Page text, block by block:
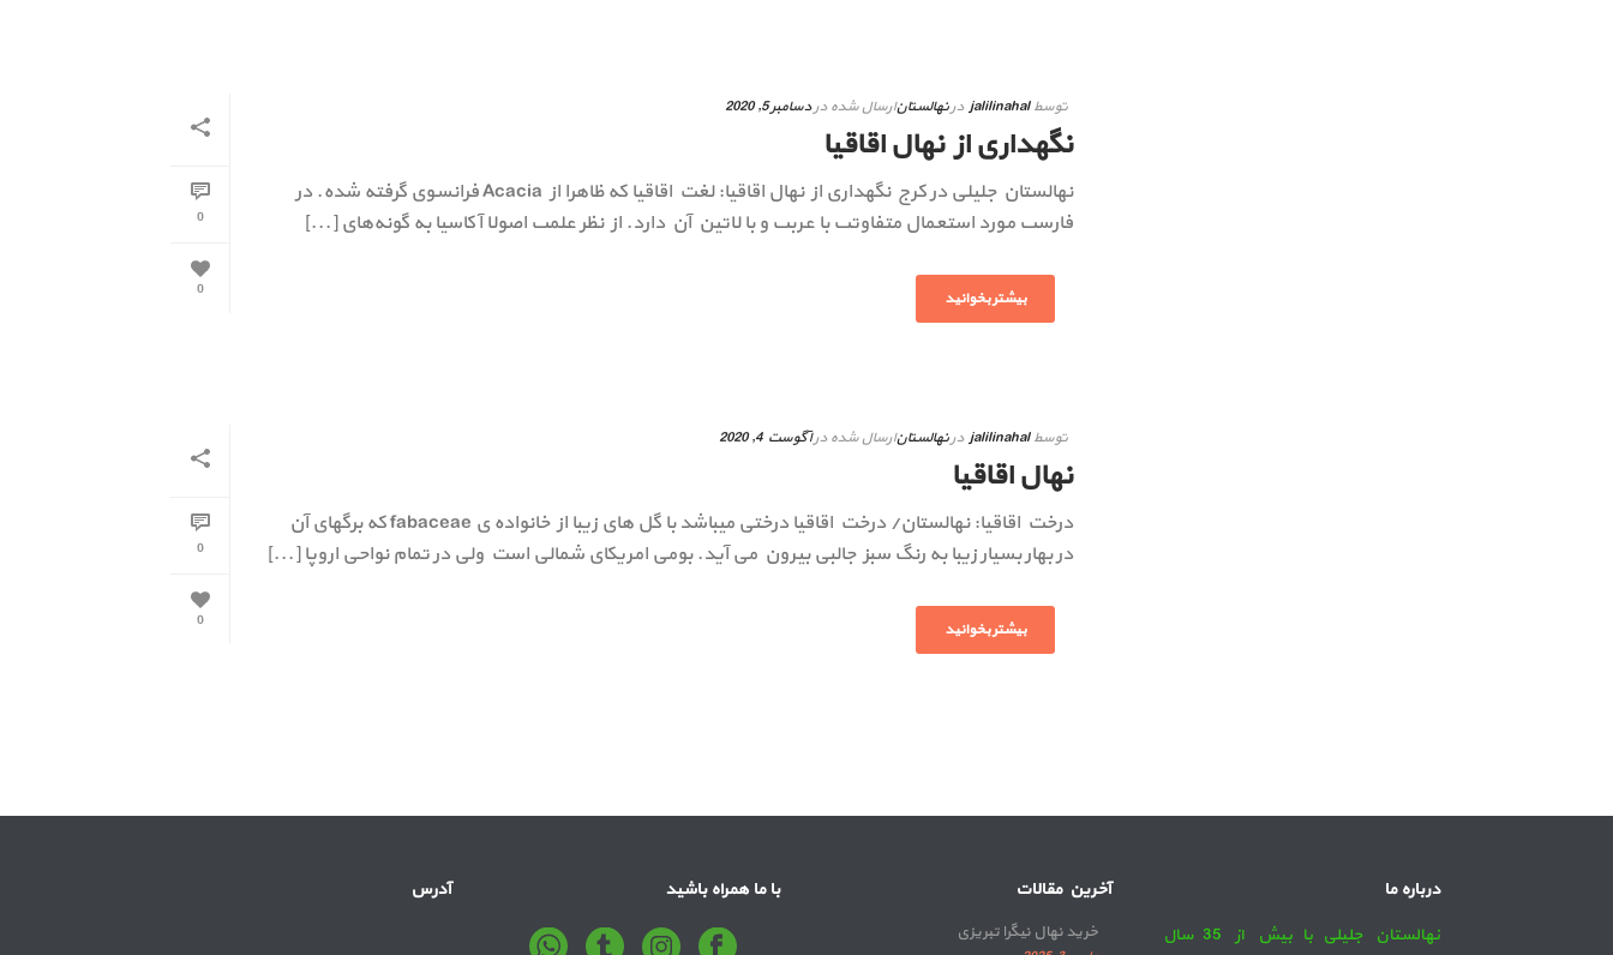
0
0
توسطjalilinahal درنهالستانارسال شده دردسامبر 5, 2020
نگهداری از نهال اقاقیا
نهالستان جلیلی در کرج نگهداری از نهال اقاقیا: لغت اقاقیا که ظاهرا از Acacia فرانسوى گرفته شده. در
فارسى مورد استعمال متفاوتى با عربى و با لاتین آن دارد. از نظر علمى اصولا آکاسیا به گونه‌هاى‌ [...]
بیشتر بخوانید
0
0
توسطjalilinahal درنهالستانارسال شده درآگوست 4, 2020
نهال اقاقیا
درخت اقاقیا: نهالستان/ درخت اقاقیا درختی میباشد با گل های زیبا از خانواده ی fabaceae که برگهای آن
در بهار بسیار زیبا به رنگ سبز جالبی بیرون می آید. بومی امریکای شمالی است ولی در تمام نواحی اروپا [...]
بیشتر بخوانید
آدرس با ما همراه باشید آخرین مقالات
خرید نهال نیگرا تبریزی
درباره ما
نهالستان جلیلی با بیش از 35 سال